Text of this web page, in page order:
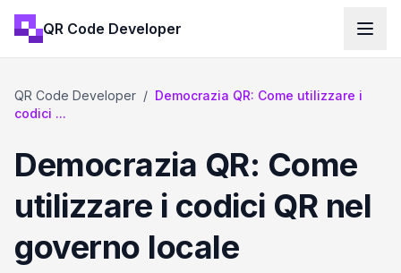
QR Code Developer
QR Code Developer / Democrazia QR: Come utilizzare i
codici ...
Democrazia QR: Come
utilizzare i codici QR nel
governo locale